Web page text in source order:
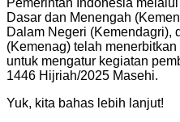
Dasar dan Menengah
Dalam Negeri (Kemendagri),
(Kemenag) telah
untuk mengatur kegiatan
1446 Hijriah/2025 Masehi.
Yuk, kita bahas lebih lanjut!